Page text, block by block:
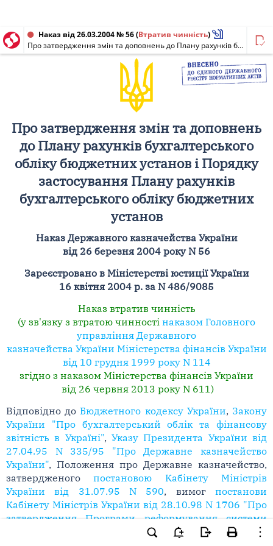
Наказ від 26.03.2004 № 56(Втратив чинність)
Про затвердження змін та доповнень до Плану рахунків бухгалтерського обліку бюджетних установ і Порядку застосування Плану рахунків бухгалтерського обліку бюджетних установ